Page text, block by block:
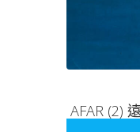
AFAR (2)